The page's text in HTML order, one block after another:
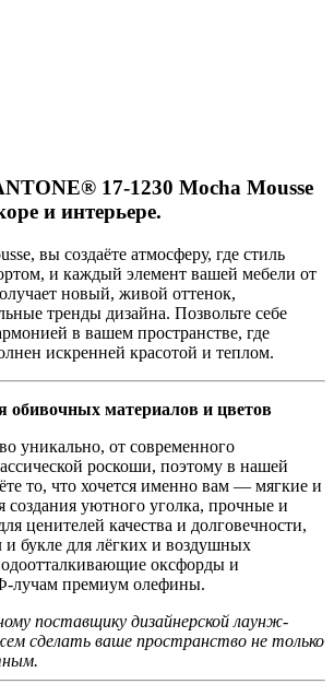
17-1230 Mocha Mousse
и интерьере.
вы создаёте атмосферу, где стиль
и каждый элемент вашей мебели от
новый, живой оттенок,
тренды дизайна. Позвольте себе
в вашем пространстве, где
искренней красотой и теплом.
обивочных материалов и цветов
уникально, от современного
роскоши, поэтому в нашей
то, что хочется именно вам — мягкие и
уютного уголка, прочные и
ценителей качества и долговечности,
букле для лёгких и воздушных
оксфорды и
лучам премиум олефины.
поставщику дизайнерской лаунж-
сделать ваше пространство не только